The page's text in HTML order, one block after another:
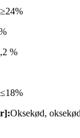
≥24%
%
≤18%
Oksekød,